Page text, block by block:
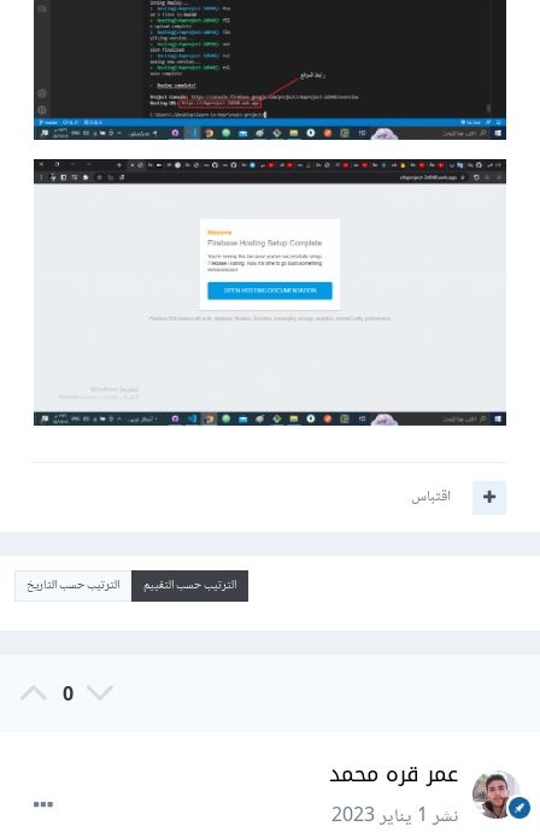
اقتباس
الترتيب حسب التقييم الترتيب حسب التاريخ
0
عمر قره محمد
نشر1 يناير 2023